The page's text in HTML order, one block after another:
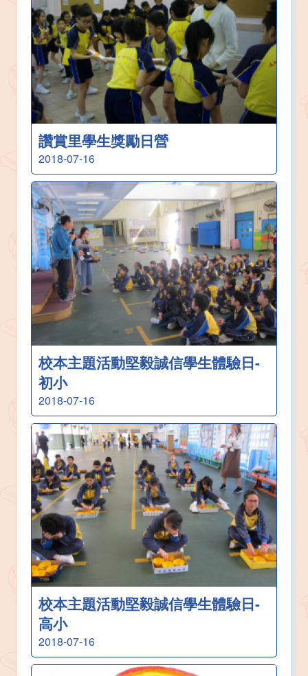
讚賞里學生獎勵日營
2018-07-16
校本主題活動堅毅誠信學生體驗日-
初小
2018-07-16
校本主題活動堅毅誠信學生體驗日-
高小
2018-07-16